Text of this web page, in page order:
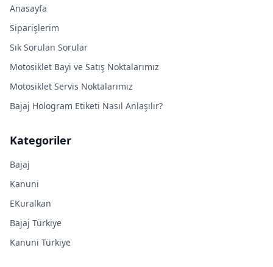
Anasayfa
Siparişlerim
Sık Sorulan Sorular
Motosiklet Bayi ve Satış Noktalarımız
Motosiklet Servis Noktalarımız
Bajaj Hologram Etiketi Nasıl Anlaşılır?
Kategoriler
Bajaj
Kanuni
EKuralkan
Bajaj Türkiye
Kanuni Türkiye